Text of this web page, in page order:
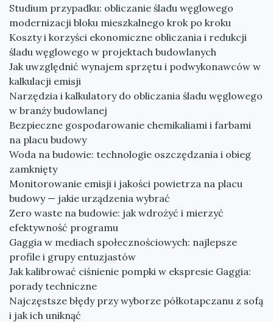
Studium przypadku: obliczanie śladu węglowego
modernizacji bloku mieszkalnego krok po kroku
Koszty i korzyści ekonomiczne obliczania i redukcji
śladu węglowego w projektach budowlanych
Jak uwzględnić wynajem sprzętu i podwykonawców w
kalkulacji emisji
Narzędzia i kalkulatory do obliczania śladu węglowego
w branży budowlanej
Bezpieczne gospodarowanie chemikaliami i farbami
na placu budowy
Woda na budowie: technologie oszczędzania i obieg
zamknięty
Monitorowanie emisji i jakości powietrza na placu
budowy — jakie urządzenia wybrać
Zero waste na budowie: jak wdrożyć i mierzyć
efektywność programu
Gaggia w mediach społecznościowych: najlepsze
profile i grupy entuzjastów
Jak kalibrować ciśnienie pompki w ekspresie Gaggia:
porady techniczne
Najczęstsze błędy przy wyborze półkotapczanu z sofą
i jak ich uniknąć